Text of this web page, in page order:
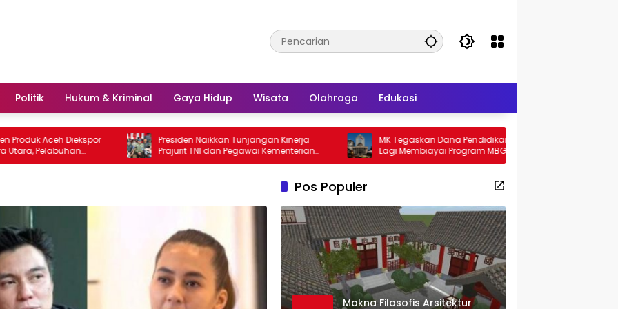
Politik Hukum & Kriminal Gaya Hidup Wisata Olahraga Edukasi
Diekspor
Presiden Naikkan Tunjangan Kinerja
Prajurit TNI dan Pegawai Kementerian
Pertahanan
MK Tegaskan Dana Pendidikan Tak Boleh
Lagi Membiayai Program MBG
Pos Populer
Makna Filosofis Arsitektur